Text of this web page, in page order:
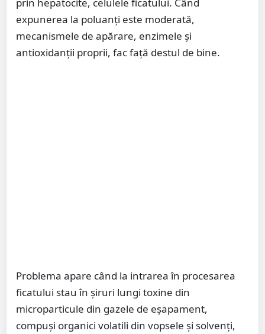
expunerea la poluanți este moderată,
mecanismele de apărare, enzimele și
antioxidanții proprii, fac față destul de bine.
Problema apare când la intrarea în procesarea
ficatului stau în șiruri lungi toxine din
microparticule din gazele de eșapament,
compuși organici volatili din vopsele și solvenți,